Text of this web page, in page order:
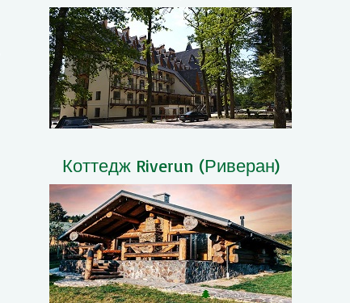
Коттедж Riverun (Риверан)